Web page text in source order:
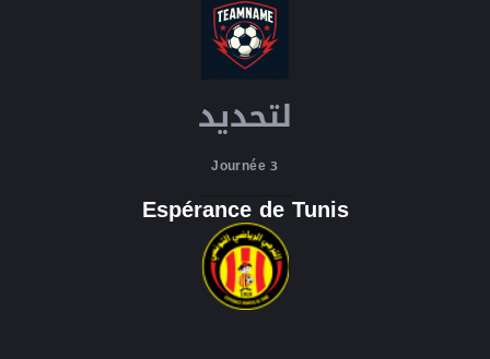
لتحديد
Journée 3
Espérance de Tunis